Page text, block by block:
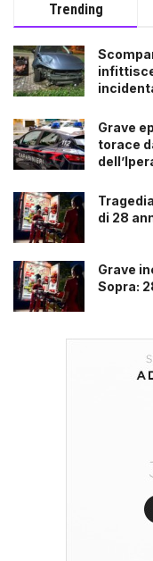
Trending
Grave
torace
di 28
Grave
Sopra: